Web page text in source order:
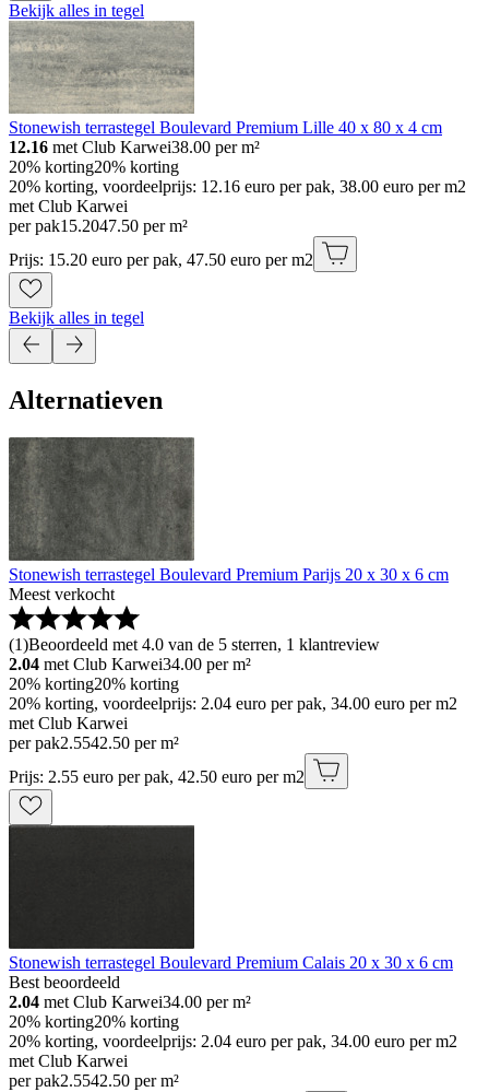
Bekijk alles in tegel
Stonewish terrastegel Boulevard Premium Lille 40 x 80 x 4 cm
12.16 met Club Karwei38.00 per m²
20% korting20% korting
20% korting, voordeelprijs: 12.16 euro per pak, 38.00 euro per m2
met Club Karwei
per pak15.2047.50 per m²
Prijs: 15.20 euro per pak, 47.50 euro per m2
Bekijk alles in tegel
Alternatieven
Stonewish terrastegel Boulevard Premium Parijs 20 x 30 x 6 cm
Meest verkocht
(1)Beoordeeld met 4.0 van de 5 sterren, 1 klantreview
2.04 met Club Karwei34.00 per m²
20% korting20% korting
20% korting, voordeelprijs: 2.04 euro per pak, 34.00 euro per m2
met Club Karwei
per pak2.5542.50 per m²
Prijs: 2.55 euro per pak, 42.50 euro per m2
Stonewish terrastegel Boulevard Premium Calais 20 x 30 x 6 cm
Best beoordeeld
2.04 met Club Karwei34.00 per m²
20% korting20% korting
20% korting, voordeelprijs: 2.04 euro per pak, 34.00 euro per m2
met Club Karwei
per pak2.5542.50 per m²